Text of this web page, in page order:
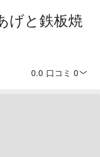
げと鉄板焼
0.0 口コミ 0